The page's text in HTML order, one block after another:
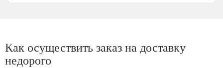
Как осуществить заказ на доставку
недорого